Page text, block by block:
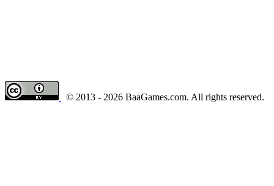
© 2013 - 2026 BaaGames.com. All rights reserved.